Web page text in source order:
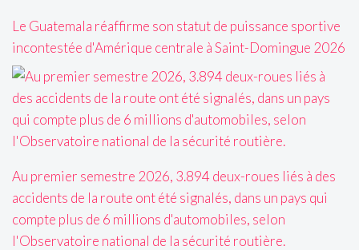
Le Guatemala réaffirme son statut de puissance sportive
incontestée d'Amérique centrale à Saint-Domingue 2026
Au premier semestre 2026, 3.894 deux-roues liés à des
accidents de la route ont été signalés, dans un pays qui
compte plus de 6 millions d'automobiles, selon
l'Observatoire national de la sécurité routière.